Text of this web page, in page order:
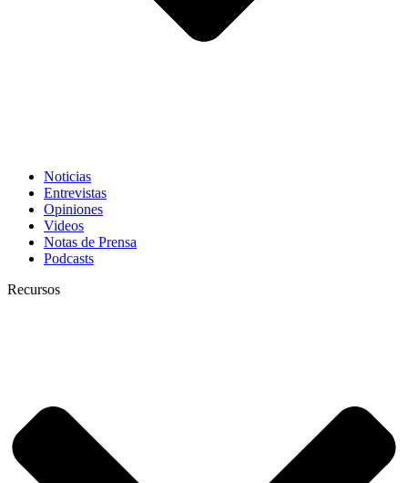
Noticias
Entrevistas
Opiniones
Videos
Notas de Prensa
Podcasts
Recursos